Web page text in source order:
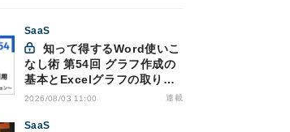
SaaS
なし術 第54回 グラフ作成の
基本とExcelグラフの取り込
み方法
2026/08/03 11:00 連載
SaaS